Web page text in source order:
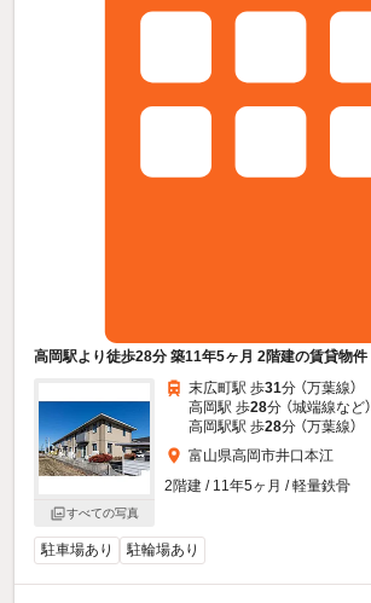
高岡駅より徒歩28分 築11年5ヶ月 2階建の賃貸物件
すべての写真
末広町駅 歩31分 （万葉線）
高岡駅 歩28分 （城端線など）
高岡駅駅 歩28分 （万葉線）
富山県高岡市井口本江
2階建 / 11年5ヶ月 / 軽量鉄骨
駐車場あり 駐輪場あり